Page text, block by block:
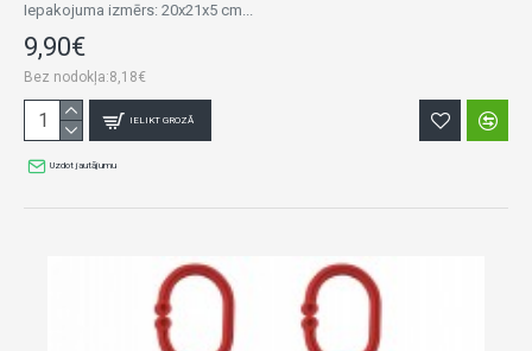
Iepakojuma izmērs: 20x21x5 cm...
9,90€
Bez nodokļa:8,18€
IELIKT GROZĀ
Uzdot jautājumu